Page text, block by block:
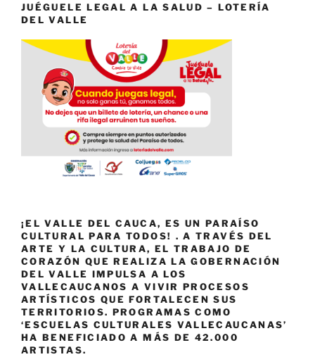
JUÉGUELE LEGAL A LA SALUD – LOTERÍA
DEL VALLE
¡EL VALLE DEL CAUCA, ES UN PARAÍSO
CULTURAL PARA TODOS! . A TRAVÉS DEL
ARTE Y LA CULTURA, EL TRABAJO DE
CORAZÓN QUE REALIZA LA GOBERNACIÓN
DEL VALLE IMPULSA A LOS
VALLECAUCANOS A VIVIR PROCESOS
ARTÍSTICOS QUE FORTALECEN SUS
TERRITORIOS. PROGRAMAS COMO
‘ESCUELAS CULTURALES VALLECAUCANAS’
HA BENEFICIADO A MÁS DE 42.000
ARTISTAS.